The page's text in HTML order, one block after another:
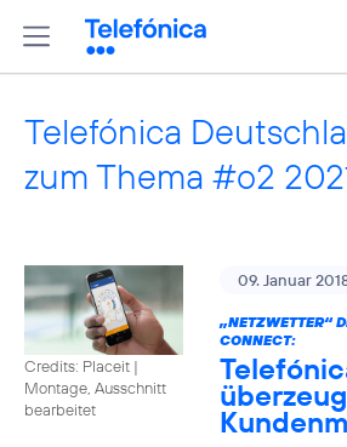
Telefónica
zum Thema #o2
Credits: Placeit |
Montage, Ausschnitt
bearbeitet
09. Januar
„NETZWETTER“
CONNECT: